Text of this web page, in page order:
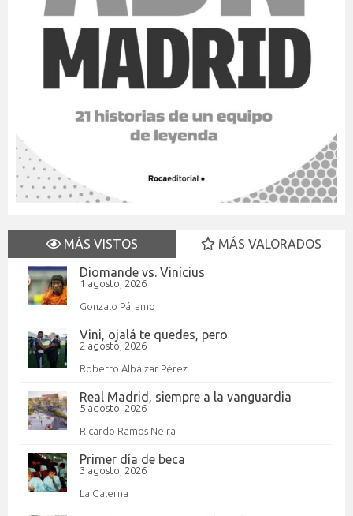
MÁS VISTOS
MÁS VALORADOS
Diomande vs. Vinícius
1 agosto, 2026
Gonzalo Páramo
Vini, ojalá te quedes, pero
2 agosto, 2026
Roberto Albáizar Pérez
Real Madrid, siempre a la vanguardia
5 agosto, 2026
Ricardo Ramos Neira
Primer día de beca
3 agosto, 2026
La Galerna